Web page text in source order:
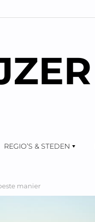
REGIO’S & STEDEN
manier